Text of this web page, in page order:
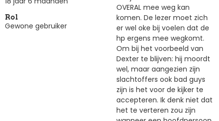
Rol
Gewone gebruiker
OVERAL mee weg kan
komen. De lezer moet zich
er wel oke bij voelen dat de
hp ergens mee wegkomt.
Om bij het voorbeeld van
Dexter te blijven: hij moordt
wel, maar aangezien zijn
slachtoffers ook bad guys
zijn is het voor de kijker te
accepteren. Ik denk niet dat
het te verteren zou zijn